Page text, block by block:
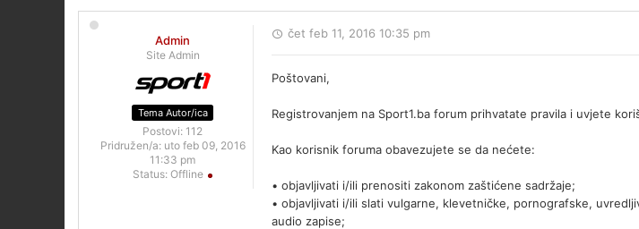
Admin
Site Admin
Tema Autor/ica
Postovi: 112
Pridružen/a: uto feb 09, 2016
11:33 pm
Status: Offline
čet feb 11, 2016 10:35 pm
Poštovani,
Registrovanjem na Sport1.ba forum prihvatate pravila i uvjete
Kao korisnik foruma obavezujete se da nećete:
• objavljivati i/ili prenositi zakonom zaštićene sadržaje;
• objavljivati i/ili slati vulgarne, klevetničke, pornografske,
audio zapise;